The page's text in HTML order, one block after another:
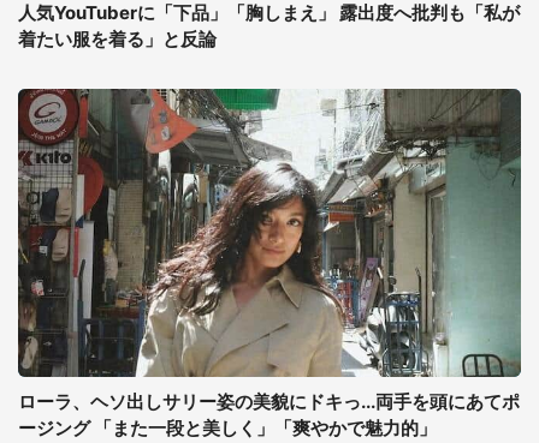
人気YouTuberに「下品」「胸しまえ」 露出度へ批判も「私が
着たい服を着る」と反論
ローラ、ヘソ出しサリー姿の美貌にドキっ...両手を頭にあてポ
ージング 「また一段と美しく」「爽やかで魅力的」